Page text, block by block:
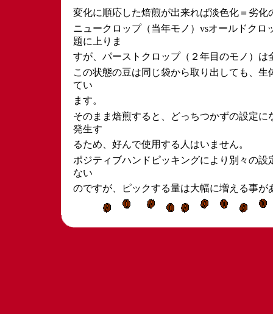
変化に順応した焙煎が出来れば淡色化＝劣
ニュークロップ（当年モノ）vsオールドクロ
題に上りま
すが、パーストクロップ（２年目のモノ）は
この状態の豆は同じ袋から取り出しても、
てい
ます。
そのまま焙煎すると、どっちつかずの設定
発生す
るため、好んで使用する人はいません。
ポジティブハンドピッキングにより別々の
ない
のですが、ピックする量は大幅に増える事が